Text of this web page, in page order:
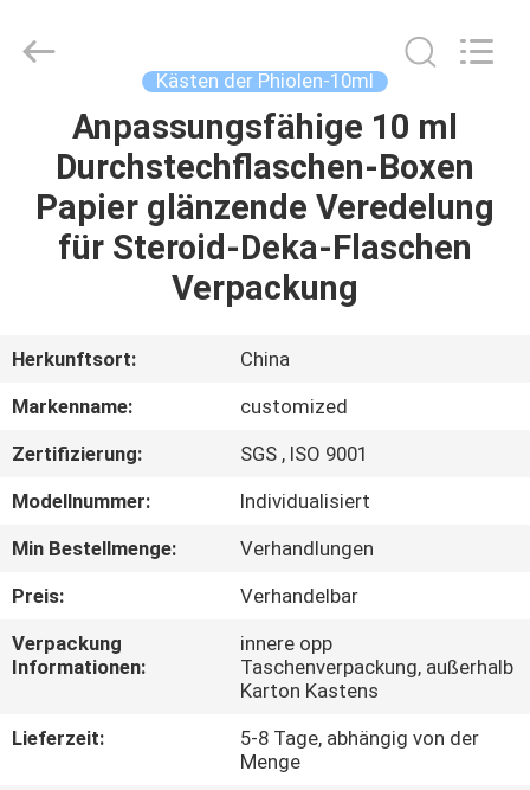
HAUS
PRODUKTE
FABRIK-
QUALITÄTSKONTROLLE
TRETEN
SIE
MIT
IN
Kästen der Phiolen-10ml
Anpassungsfähige 10 ml
Durchstechflaschen-Boxen
Papier glänzende Veredelung
für Steroid-Deka-Flaschen
Verpackung
Herkunftsort:
China
Markenname:
customized
Zertifizierung:
SGS , ISO 9001
Modellnummer:
Individualisiert
Min Bestellmenge:
Verhandlungen
Preis:
Verhandelbar
Verpackung
Informationen:
innere opp
Taschenverpackung, außerhalb
Karton Kastens
Lieferzeit:
5-8 Tage, abhängig von der
Menge